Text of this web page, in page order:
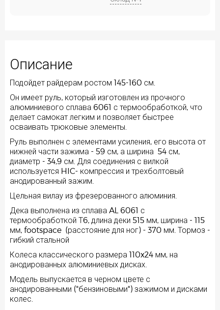
Описание
Подойдет райдерам ростом 145-160 см.
Он имеет руль, который изготовлен из прочного
алюминиевого сплава 6061 с термообработкой, что
делает самокат легким и позволяет быстрее
осваивать трюковые элементы.
Руль выполнен с элементами усиления, его высота от
нижней части зажима - 59 см, а ширина 54 см,
диаметр - 34,9 см. Для соединения с вилкой
используется HIC- компрессия и трехболтовый
анодированный зажим.
Цельная вилау из фрезерованного алюминия.
Дека выполнена из сплава AL 6061 с
термообработкой Т6, длина деки 515 мм, ширина - 115
мм, footspace (расстояние для ног) - 370 мм. Тормоз -
гибкий стальной
Колеса классического размера 110x24 мм, на
анодированных алюминиевых дисках.
Модель выпускается в черном цвете с
анодированными ("бензиновыми") зажимом и дисками
колес.